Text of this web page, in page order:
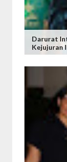
Darurat
Kejujuran